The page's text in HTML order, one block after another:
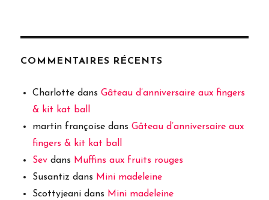
COMMENTAIRES RÉCENTS
Charlotte dansGâteau d’anniversaire aux fingers
& kit kat ball
martin françoise dansGâteau d’anniversaire aux
fingers & kit kat ball
Sev dans Muffins aux fruits rouges
Susantiz dans Mini madeleine
Scottyjeani dans Mini madeleine